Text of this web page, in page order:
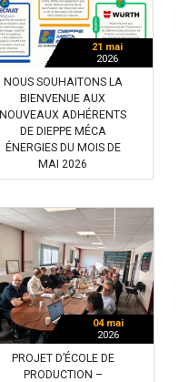
21 mai
2026
NOUS SOUHAITONS LA
BIENVENUE AUX
NOUVEAUX ADHÉRENTS
DE DIEPPE MÉCA
ÉNERGIES DU MOIS DE
MAI 2026
04 mai
2026
PROJET D’ÉCOLE DE
PRODUCTION –